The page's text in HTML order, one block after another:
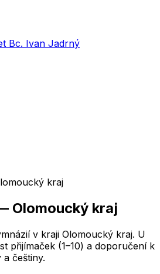
Bc. Ivan Jadrný
kraj
Olomoucký kraj
v kraji Olomoucký kraj. U
přijímaček (1–10) a doporučení k
češtiny.